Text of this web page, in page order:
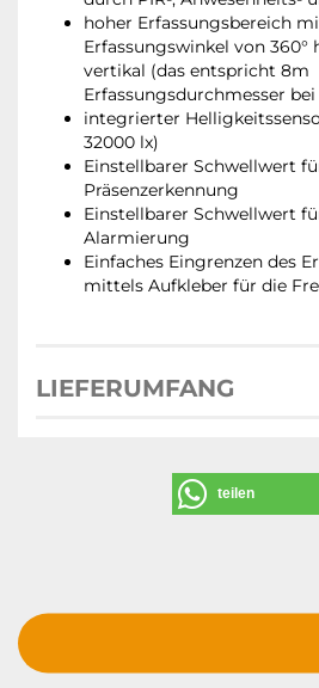
hoher Erfassungsbereich
Erfassungswinkel von 360°
vertikal (das entspricht 8m
Erfassungsdurchmesser
integrierter
32000 lx)
Einstellbarer Schwellwert
Präsenzerkennung
Einstellbarer Schwellwert
Alarmierung
Einfaches Eingrenzen des
mittels Aufkleber für die
LIEFERUMFANG
teilen